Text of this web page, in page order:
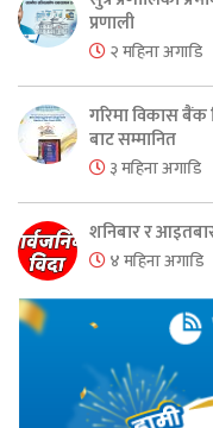
प्रणाली
२ महिना अगाडि
गरिमा विकास
बाट सम्मानित
३ महिना अगाडि
शनिबार र
४ महिना अगाडि